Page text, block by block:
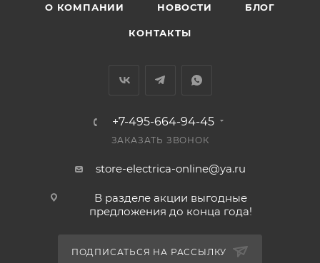
О КОМПАНИИ НОВОСТИ БЛОГ
КОНТАКТЫ
+7-495-664-94-45
ЗАКАЗАТЬ ЗВОНОК
store-electrica-online@ya.ru
В разделе акции выгодные
предложения до конца года!
ПОДПИСАТЬСЯ НА РАССЫЛКУ